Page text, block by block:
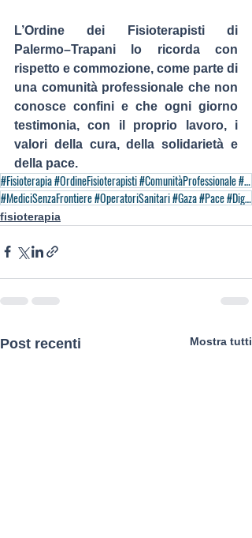
L’Ordine dei Fisioterapisti di
Palermo–Trapani lo ricorda con
rispetto e commozione, come parte di
una comunità professionale che non
conosce confini e che ogni giorno
testimonia, con il proprio lavoro, i
valori della cura, della solidarietà e
della pace.
#Fisioterapia #OrdineFisioterapisti #ComunitàProfessionale #Sanità
#MediciSenzaFrontiere #OperatoriSanitari #Gaza #Pace #DignitàUmana
fisioterapia
Post recenti Mostra tutti